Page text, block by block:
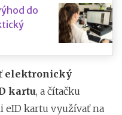
do
elektronický
kartu, a čítačku
eID kartu využívať na